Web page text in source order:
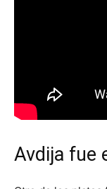
Avdija fue